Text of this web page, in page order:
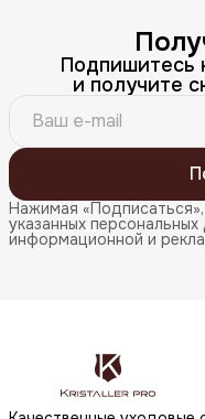
Подпишитесь
и получите
Нажимая
указанных
информационной и